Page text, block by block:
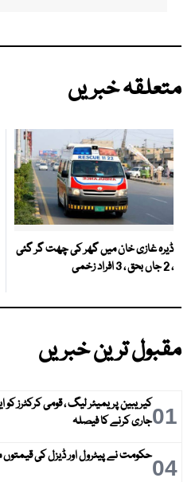
متعلقہ خبریں
ڈیرہ غازی خان میں گھر کی چھت گر گئی
، 2 جاں بحق ، 3 افراد زخمی
مقبول ترین خبریں
01جاری کرنے کا فیصلہ
04حکومت نے پیٹرول اور ڈیزل کی